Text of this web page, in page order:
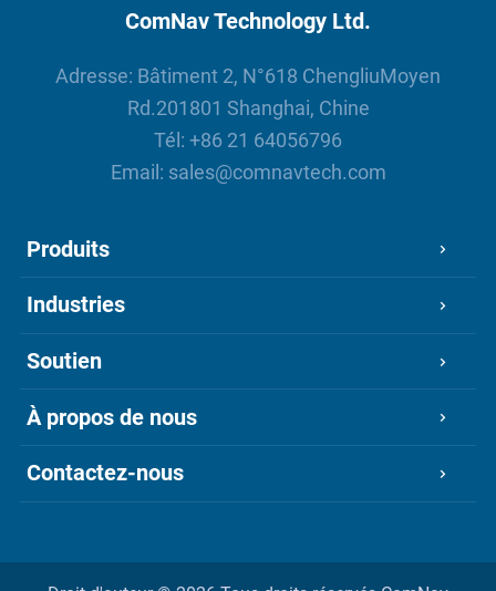
ComNav Technology Ltd.
Adresse: Bâtiment 2, N°618 ChengliuMoyen
Rd.201801 Shanghai, Chine
Tél: +86 21 64056796
Email: sales@comnavtech.com
Produits
Industries
Soutien
À propos de nous
Contactez-nous